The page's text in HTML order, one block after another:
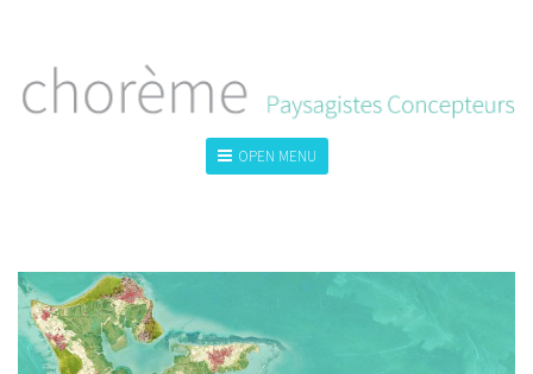
OPEN MENU